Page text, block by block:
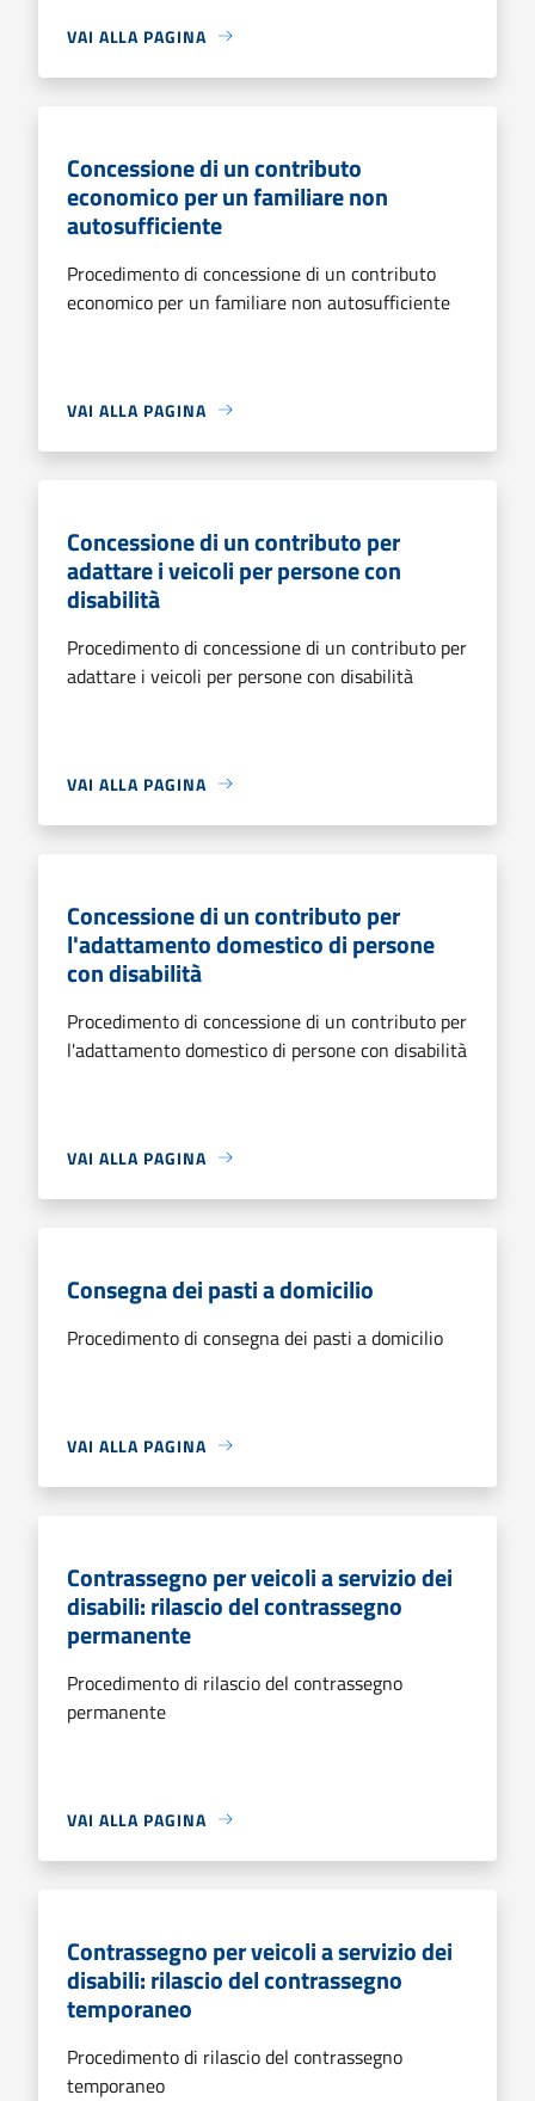
VAI ALLA PAGINA
Concessione di un contributo
economico per un familiare non
autosufficiente
Procedimento di concessione di un contributo
economico per un familiare non autosufficiente
VAI ALLA PAGINA
Concessione di un contributo per
adattare i veicoli per persone con
disabilità
Procedimento di concessione di un contributo per
adattare i veicoli per persone con disabilità
VAI ALLA PAGINA
Concessione di un contributo per
l'adattamento domestico di persone
con disabilità
Procedimento di concessione di un contributo per
l'adattamento domestico di persone con disabilità
VAI ALLA PAGINA
Consegna dei pasti a domicilio
Procedimento di consegna dei pasti a domicilio
VAI ALLA PAGINA
Contrassegno per veicoli a servizio dei
disabili: rilascio del contrassegno
permanente
Procedimento di rilascio del contrassegno
permanente
VAI ALLA PAGINA
Contrassegno per veicoli a servizio dei
disabili: rilascio del contrassegno
temporaneo
Procedimento di rilascio del contrassegno
temporaneo